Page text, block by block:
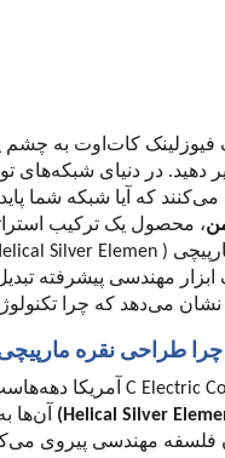
یک فیوزلینک کات‌اوت به
دهید. در دنیای
می‌کنند که آیا شبکه شما
، محصول یک ترکیب
(
Silver Elemen
ابزار مهندسی پیشرفته
نشان می‌دهد که چرا
طراحی نقره
C Electric آمریکا
(Helical Silver آن‌ها
فلسفه مهندسی پیروی